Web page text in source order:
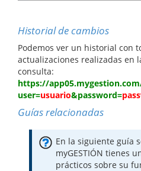
Historial de cambios
Podemos ver un historial con
actualizaciones realizadas en
consulta:
https://
user=usuario&password=
Guías relacionadas
En la siguiente guía
myGESTIÓN tienes
prácticos sobre su